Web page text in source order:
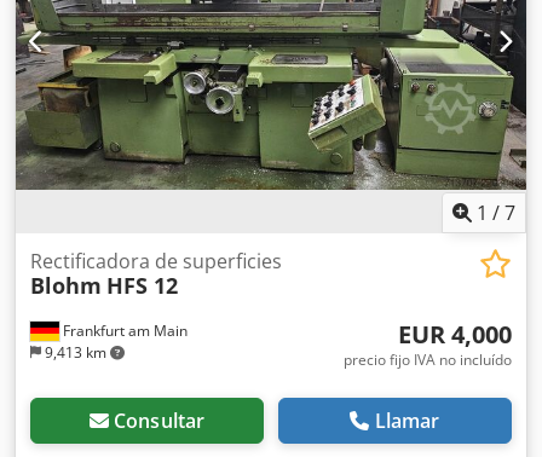
1 /7
Frankfurt am Main
9,413 km
Rectificadora de superficies
Blohm HFS 12
EUR 4,000
precio fijo IVA no incluído
Consultar Llamar